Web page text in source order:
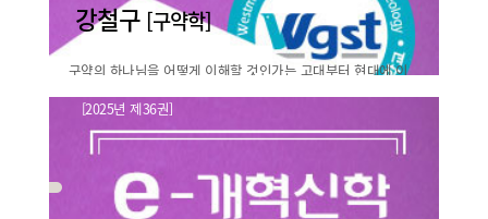
강철구 [구약학]
구약의 하나님을 어떻게 이해할 것인가는 고대부터 현대에 이
르기까지 신학적 주제의 중심에 놓여 있는 질문이다. 구약성경
은 하나님을 자비롭고 은혜로우며, 노하기를 더디하고 인자하
심이 풍성한 분(출 34:6 시 10..
노아의 제사(창 8장 20-22절)를 통해
본 하나님의 상
[2025년 제36권]